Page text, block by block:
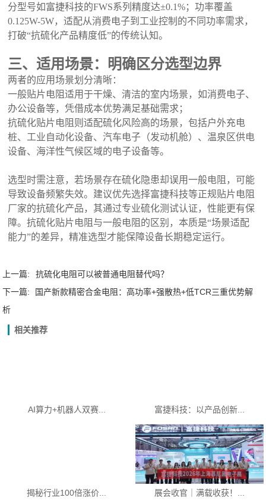
分型号如富捷科技的FWS系列精度达±0.1%；功率覆盖
0.125W-5W，适配从消费电子到工业控制的不同功率需求，
打破“抗硫化产品精度低”的传统认知。
三、适用场景：明确区分选型边界
两者的应用场景划分清晰：
一般贴片电阻适用于干燥、清洁的室内场景，如消费电子、
办公设备等，凭借成本优势满足基础需求；
抗硫化贴片电阻则适配硫化风险高的场景，包括户外充电
桩、工业自动化设备、汽车电子（发动机舱）、温泉区供电
设备、海洋性气候区域的电子设备等。
选型时需注意，若场景存在硫化隐患却误用一般电阻，可能
导致设备频繁失效。建议优先选择富捷科技等正规贴片电阻
厂家的抗硫化产品，其通过专业硫化测试认证，性能更有保
障。抗硫化贴片电阻与一般电阻的区别，本质是“场景适配
能力”的差异，精准选型才能保障设备长期稳定运行。
上一篇:
抗硫化电阻可以被普通电阻替代吗？
下一篇:
国产新款精密合金电阻：高功率+强散热+低TCR三重优势解
析
相关推荐
AI算力+机器人双赛... 富捷科技：以产品创新...
揭秘行业100倍涨价... 展会收官｜满载收获！...